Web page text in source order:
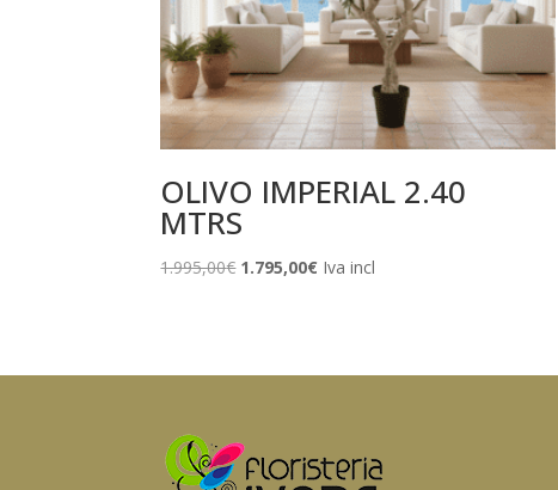
OLIVO IMPERIAL 2.40
MTRS
1.995,00€ El
1.995,00€.
1.795,00€El
1.795,00€.
Iva incl